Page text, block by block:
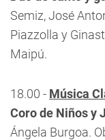
Semiz, José
Piazzolla y
Maipú.
18.00 - Música
Coro de Niños y
Ángela Burgoa.